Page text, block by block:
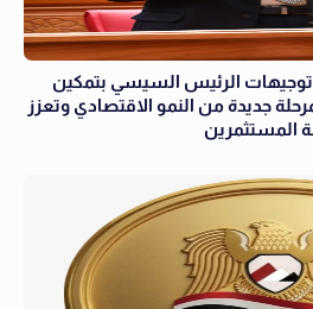
الرئيس السيسي بتمكين
جديدة من النمو الاقتصادي وتعزز
المستثمرين